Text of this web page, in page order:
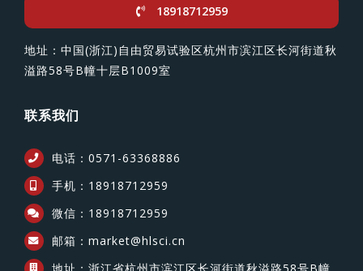
18918712959
地址：中国(浙江)自由贸易试验区杭州市滨江区长河街道秋
溢路58号B幢十层B1009室
联系我们
电话：0571-63368886
手机：18918712959
微信：18918712959
邮箱：market@hlsci.cn